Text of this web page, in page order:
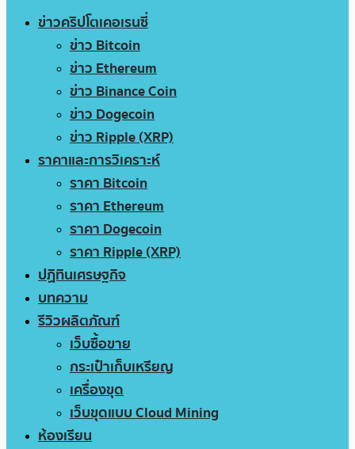
ข่าวคริปโตเคอเรนซี่
ข่าว Bitcoin
ข่าว Ethereum
ข่าว Binance Coin
ข่าว Dogecoin
ข่าว Ripple (XRP)
ราคาและการวิเคราะห์
ราคา Bitcoin
ราคา Ethereum
ราคา Dogecoin
ราคา Ripple (XRP)
ปฏิทินเศรษฐกิจ
บทความ
รีวิวผลิตภัณฑ์
เว็บซื้อขาย
กระเป๋าเก็บเหรียญ
เครื่องขุด
เว็บขุดแบบ Cloud Mining
ห้องเรียน